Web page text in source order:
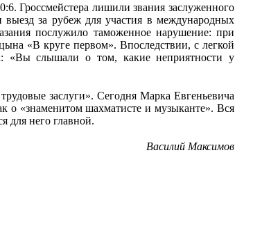
Гроссмейстера лишили звания заслуженного
за рубеж для участия в международных
послужило таможенное нарушение: при
«В круге первом». Впоследствии, с легкой
«Вы слышали о том, какие неприятности у
заслуги». Сегодня Марка Евгеньевича
о «знаменитом шахматисте и музыканте». Вся
для него главной.
Василий Максимов